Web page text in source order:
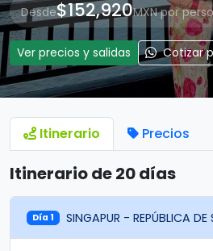
Desde$152,920MXN por
Ver precios y salidas Cotizar
Itinerario Precios
Itinerario de 20 días
Día 1 SINGAPUR - REPÚBLICA DE